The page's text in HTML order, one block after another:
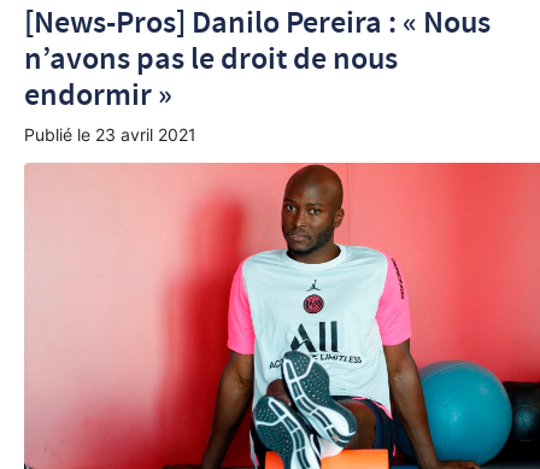
[News-Pros] Danilo Pereira : « Nous
n’avons pas le droit de nous
endormir »
Publié le 23 avril 2021